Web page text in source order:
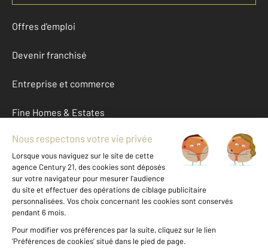
Offres d'emploi
Devenir franchisé
Entreprise et commerce
Fine Homes & Estates
À propos
International
Nous contacter